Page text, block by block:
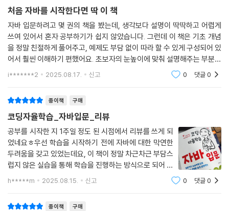
처음 자바를 시작한다면 딱 이 책
자바 입문하려고 몇 권의 책을 봤는데, 생각보다 설명이 딱딱하고 어렵게
쓰여 있어서 혼자 공부하기가 쉽지 않았습니다. 그런데 이 책은 기초 개념
을 정말 친절하게 풀어주고, 예제도 부담 없이 따라 할 수 있게 구성되어 있
어서 훨씬 이해하기 편했어요. 초보자의 눈높이에 맞춰 설명해주는 부분이
특히 마음에 들었습니다. 덕분에 처음 시작하는 단계에서도 막힘 없이 공
i*******2 2025.08.17. 신고 0 댓글0
종이책 구매
코딩자율학습_자바입문_리뷰
공부를 시작한 지 1주일 정도 된 시점에서 리뷰를 쓰게 되
었네요ㅎ우선 학습을 시작하기 전에 자바에 대한 막연한
두려움을 갖고 있었는데요, 이 책이 정말 차근차근 부담스
럽지 않은 실습을 통해 학습을 진행하는 방식으로 되어 있
어서 지금까지는 부담없이 정말 재미있게공부하고 있습
h*****m 2025.08.15. 신고 0 댓글0
종이책 구매